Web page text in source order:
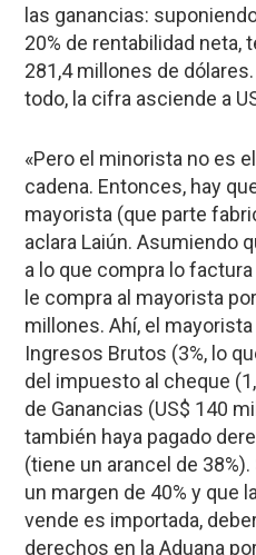
las ganancias:
20% de rentabilidad neta,
281,4 millones de
todo, la cifra asciende a
«Pero el minorista no es
cadena. Entonces, hay
mayorista (que parte
aclara Laiún. Asumiendo
a lo que compra lo
le compra al mayorista
millones. Ahí, el
Ingresos Brutos (3%, lo
del impuesto al cheque
de Ganancias (US$ 140
también haya pagado
(tiene un arancel de
un margen de 40% y que
vende es importada,
derechos en la Aduana